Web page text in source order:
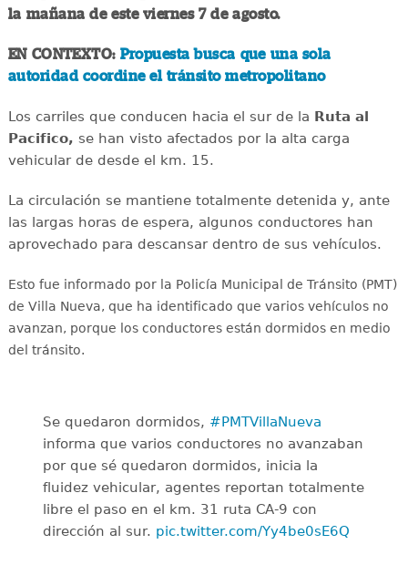
la mañana de este viernes 7 de agosto.
EN CONTEXTO:Propuesta busca que una sola
autoridad coordine el tránsito metropolitano
Los carriles que conducen hacia el sur de la Ruta al
Pacifico, se han visto afectados por la alta carga
vehicular de desde el km. 15.
La circulación se mantiene totalmente detenida y, ante
las largas horas de espera, algunos conductores han
aprovechado para descansar dentro de sus vehículos.
Esto fue informado por la Policía Municipal de Tránsito (PMT)
de Villa Nueva, que ha identificado que varios vehículos no
avanzan, porque los conductores están dormidos en medio
del tránsito.
Se quedaron dormidos, #PMTVillaNueva
informa que varios conductores no avanzaban
por que sé quedaron dormidos, inicia la
fluidez vehicular, agentes reportan totalmente
libre el paso en el km. 31 ruta CA-9 con
dirección al sur. pic.twitter.com/Yy4be0sE6Q